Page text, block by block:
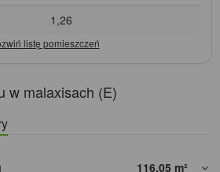
1,26
w malaxisach (E)
116,05 m²